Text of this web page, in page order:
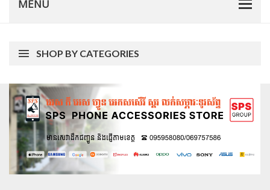
SHOP BY CATEGORIES